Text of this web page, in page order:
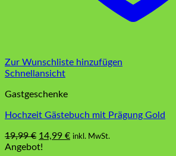
Zur Wunschliste hinzufügen
Schnellansicht
Gastgeschenke
Hochzeit Gästebuch mit Prägung Gold
19,99€ Ursprünglicher
Preis
14,99 €Aktueller
inkl. MwSt.
Angebot!